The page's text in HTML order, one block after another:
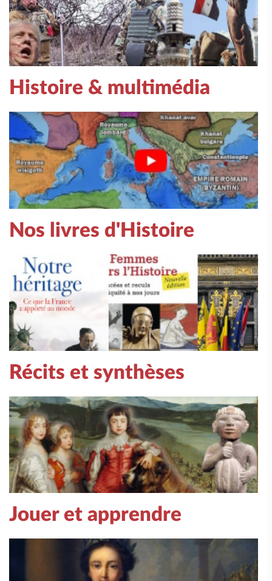
Histoire & multimédia
Nos livres d'Histoire
Récits et synthèses
Jouer et apprendre